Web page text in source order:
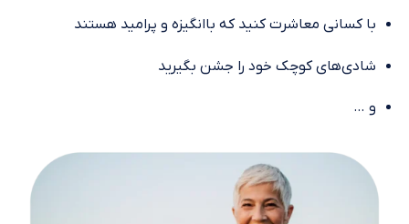
با کسانی معاشرت کنید که باانگیزه و پرامید هستند
شادی‌های کوچک خود را جشن بگیرید
و …